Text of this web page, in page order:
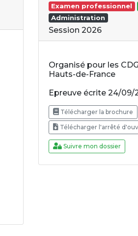
Examen professionnel
Administration
Session 2026
Organisé pour les
Hauts-de-France
Epreuve écrite 24/09/
Télécharger la brochure
Télécharger l'arrêté
Suivre mon dossier